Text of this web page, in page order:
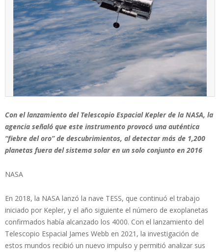
Con el lanzamiento del Telescopio Espacial Kepler de la NASA, la
agencia señaló que este instrumento provocó una auténtica
“fiebre del oro” de descubrimientos, al detectar más de 1,200
planetas fuera del sistema solar en un solo conjunto en 2016
NASA
En 2018, la NASA lanzó la nave TESS, que continuó el trabajo
iniciado por Kepler, y el año siguiente el número de exoplanetas
confirmados había alcanzado los 4000. Con el lanzamiento del
Telescopio Espacial James Webb en 2021, la investigación de
estos mundos recibió un nuevo impulso y permitió analizar sus